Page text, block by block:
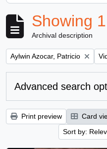
Showing
Archival description
Remove filter:
Aylwin Azocar, Patricio
Advanced search
Print preview Card
Sort by: